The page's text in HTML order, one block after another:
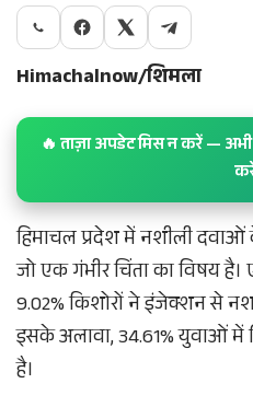
Himachalnow/शिमला
🔥 ताज़ा अपडेट मिस न करें —
हिमाचल प्रदेश में नशीली
जो एक गंभीर चिंता का विषय
9.02% किशोरों ने इंजेक्शन से
इसके अलावा, 34.61% युवाओं में
है।